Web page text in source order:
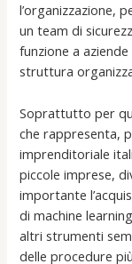
l’organizzazione,
un team di
funzione a
struttura
Soprattutto per
che rappresenta,
imprenditoriale
piccole imprese,
importante
di machine
altri strumenti
delle procedure